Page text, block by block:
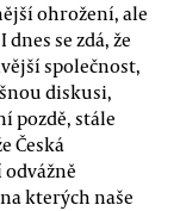
ohrožení, ale
se zdá, že
společnost,
diskusi,
pozdě, stále
Česká
kterých naše